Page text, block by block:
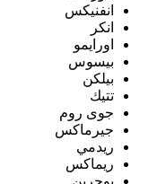
انفنيكس
انكر
اورايمو
بيسوس
بيلكن
تتيك
جوى روم
جيرماكس
ريدمي
ريماكس